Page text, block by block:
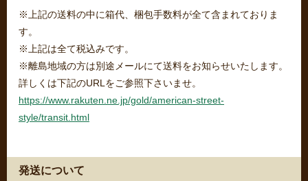
※上記の送料の中に箱代、梱包手数料が全て含まれておりま
す。
※上記は全て税込みです。
※離島地域の方は別途メールにて送料をお知らせいたします。
詳しくは下記のURLをご参照下さいませ。
https://www.rakuten.ne.jp/gold/american-street-
style/transit.html
発送について